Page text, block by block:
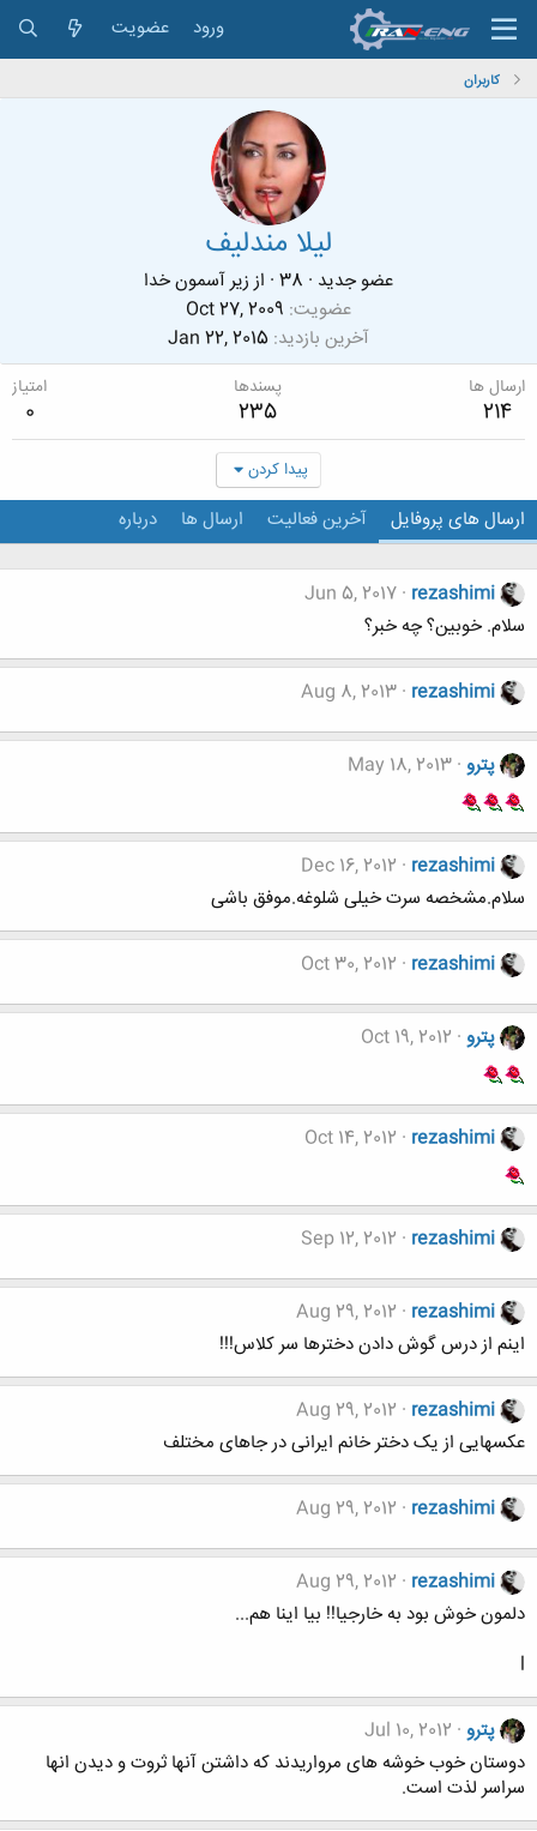
ورود عضویت
کاربران
لیلا مندلیف
عضو جدید ·
· از زیر آسمون خدا
عضویت Oct 27, 2009
آخرین بازدید Jan 22, 2015
ارسال ها
214
پسندها
235
امتیاز
0
پیدا کردن
ارسال های پروفایل آخرین فعالیت ارسال ها درباره
rezashimi
Jun 5, 2017
سلام. خوبین؟ چه خبر؟
rezashimi
Aug 8, 2013
پترو May 18, 2013
rezashimi
Dec 16, 2012
سلام.مشخصه سرت خیلی شلوغه.موفق باشی
rezashimi
Oct 30, 2012
پترو Oct 19, 2012
rezashimi
Oct 14, 2012
rezashimi
Sep 12, 2012
rezashimi
Aug 29, 2012
اینم از درس گوش دادن دخترها سر کلاس!!!
rezashimi
Aug 29, 2012
عکسهایی از یک دختر خانم ایرانی در جاهای مختلف
rezashimi
Aug 29, 2012
rezashimi
Aug 29, 2012
دلمون خوش بود به خارجیا!! بیا اینا هم...
l
پترو Jul 10, 2012
دوستان خوب خوشه های مرواریدند که داشتن آنها ثروت و دیدن انها
سراسر لذت است.